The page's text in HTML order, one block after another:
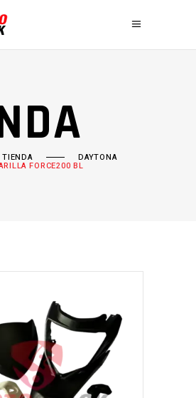
TIENDA DAYTONA
FORCE200 BL